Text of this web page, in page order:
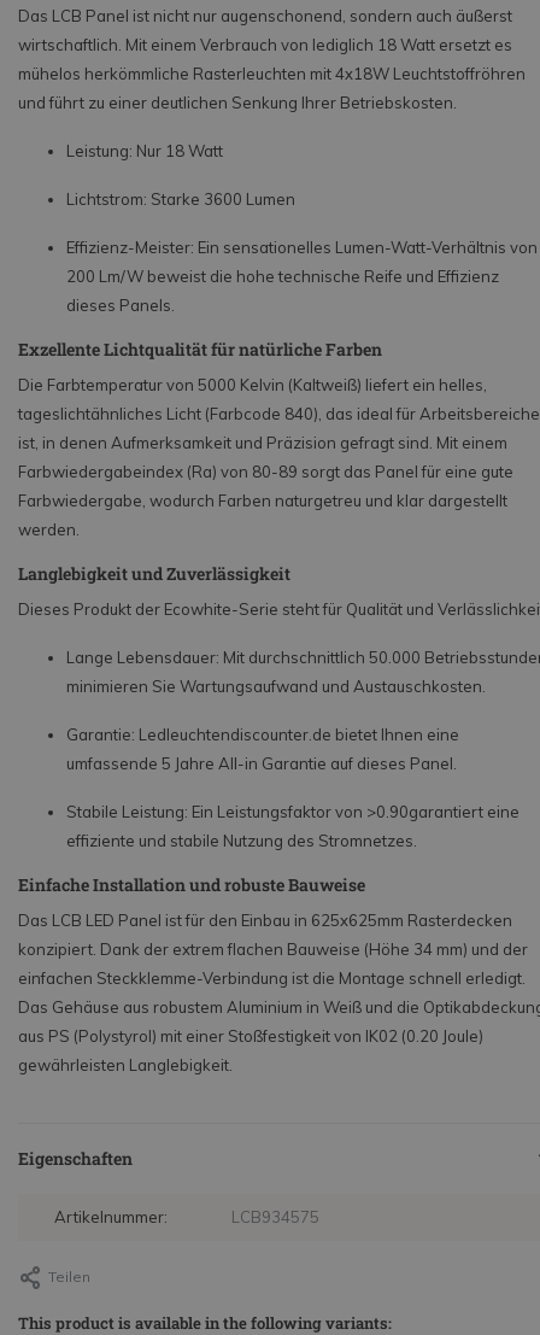
Das LCB Panel ist nicht nur augenschonend, sondern auch äußerst
wirtschaftlich. Mit einem Verbrauch von lediglich 18 Watt ersetzt es
mühelos herkömmliche Rasterleuchten mit 4x18W Leuchtstoffröhren
und führt zu einer deutlichen Senkung Ihrer Betriebskosten.
Leistung: Nur 18 Watt
Lichtstrom: Starke 3600 Lumen
Effizienz-Meister: Ein sensationelles Lumen-Watt-Verhältnis von
200 Lm/W beweist die hohe technische Reife und Effizienz
dieses Panels.
Exzellente Lichtqualität für natürliche Farben
Die Farbtemperatur von 5000 Kelvin (Kaltweiß) liefert ein helles,
tageslichtähnliches Licht (Farbcode 840), das ideal für Arbeitsbereiche
ist, in denen Aufmerksamkeit und Präzision gefragt sind. Mit einem
Farbwiedergabeindex (Ra) von 80-89 sorgt das Panel für eine gute
Farbwiedergabe, wodurch Farben naturgetreu und klar dargestellt
werden.
Langlebigkeit und Zuverlässigkeit
Dieses Produkt der Ecowhite-Serie steht für Qualität und
Lange Lebensdauer: Mit durchschnittlich 50.000
minimieren Sie Wartungsaufwand und Austauschkosten.
Garantie: Ledleuchtendiscounter.de bietet Ihnen eine
umfassende 5 Jahre All-in Garantie auf dieses Panel.
Stabile Leistung: Ein Leistungsfaktor von >0.90garantiert eine
effiziente und stabile Nutzung des Stromnetzes.
Einfache Installation und robuste Bauweise
Das LCB LED Panel ist für den Einbau in 625x625mm Rasterdecken
konzipiert. Dank der extrem flachen Bauweise (Höhe 34 mm) und der
einfachen Steckklemme-Verbindung ist die Montage schnell erledigt.
Das Gehäuse aus robustem Aluminium in Weiß und die
aus PS (Polystyrol) mit einer Stoßfestigkeit von IK02 (0.20 Joule)
gewährleisten Langlebigkeit.
Eigenschaften
Artikelnummer: LCB934575
Teilen
This product is available in the following variants: